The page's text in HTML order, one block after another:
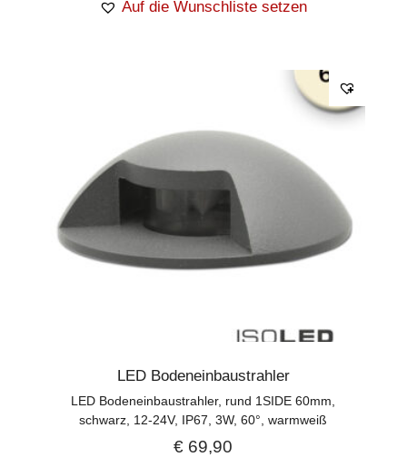
Auf die Wunschliste setzen
LED Bodeneinbaustrahler
LED Bodeneinbaustrahler, rund 1SIDE 60mm,
schwarz, 12-24V, IP67, 3W, 60°, warmweiß
€ 69,90